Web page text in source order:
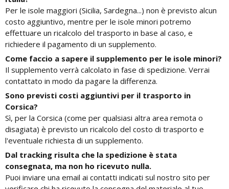
Per le isole maggiori (Sicilia, Sardegna...) non è previsto alcun
costo aggiuntivo, mentre per le isole minori potremo
effettuare un ricalcolo del trasporto in base al caso, e
richiedere il pagamento di un supplemento.
Come faccio a sapere il supplemento per le isole minori?
Il supplemento verrà calcolato in fase di spedizione. Verrai
contattato in modo da pagare la differenza.
Sono previsti costi aggiuntivi per il trasporto in
Corsica?
Sì, per la Corsica (come per qualsiasi altra area remota o
disagiata) è previsto un ricalcolo del costo di trasporto e
l'eventuale richiesta di un supplemento.
Dal tracking risulta che la spedizione è stata
consegnata, ma non ho ricevuto nulla.
Puoi inviare una email ai contatti indicati sul nostro sito per